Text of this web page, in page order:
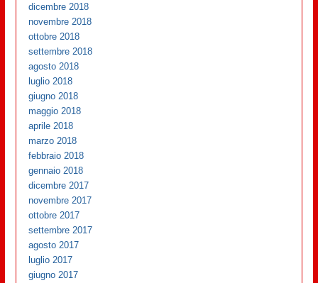
dicembre 2018
novembre 2018
ottobre 2018
settembre 2018
agosto 2018
luglio 2018
giugno 2018
maggio 2018
aprile 2018
marzo 2018
febbraio 2018
gennaio 2018
dicembre 2017
novembre 2017
ottobre 2017
settembre 2017
agosto 2017
luglio 2017
giugno 2017